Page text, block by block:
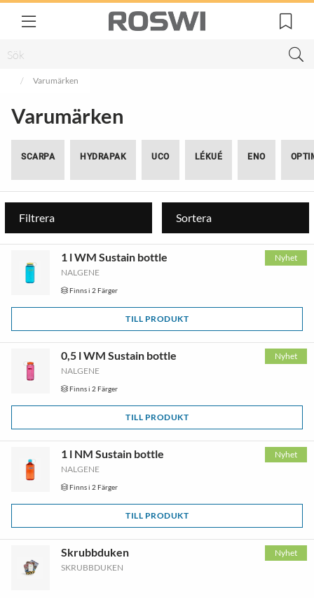
Varumärken
Varumärken
SCARPA HYDRAPAK UCO LÉKUÉ ENO
Filtrera Sortera
Nyhet
1 l WM Sustain bottle
NALGENE
Finns i 2 Färger
TILL PRODUKT
Nyhet
0,5 l WM Sustain bottle
NALGENE
Finns i 2 Färger
TILL PRODUKT
Nyhet
1 l NM Sustain bottle
NALGENE
Finns i 2 Färger
TILL PRODUKT
Nyhet
Skrubbduken
SKRUBBDUKEN